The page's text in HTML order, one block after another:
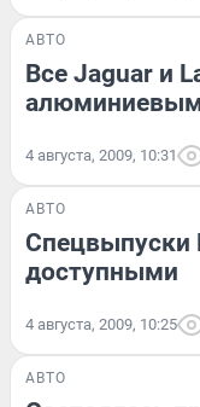
АВТО
Все Jaguar и
4 августа, 2009, 10:31
АВТО
Спецвыпуски
доступными
4 августа, 2009, 10:25
АВТО